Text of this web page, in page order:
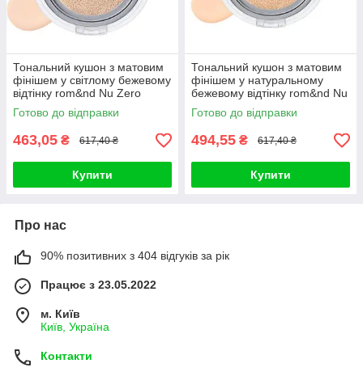
Тональний кушон з матовим
фінішем у світлому бежевому
відтінку rom&nd Nu Zero
Cushion 02 Pure 21 SPF
Готово до відправки
463,05 ₴ 617,40 ₴
Купити
Тональний кушон з матовим
фінішем у натуральному
бежевому відтінку rom&nd Nu
Zero Cushion 03 Natural
Готово до відправки
494,55 ₴ 617,40 ₴
Купити
Про нас
90% позитивних з 404 відгуків за рік
Працює з 23.05.2022
м. Київ
Київ, Україна
Контакти